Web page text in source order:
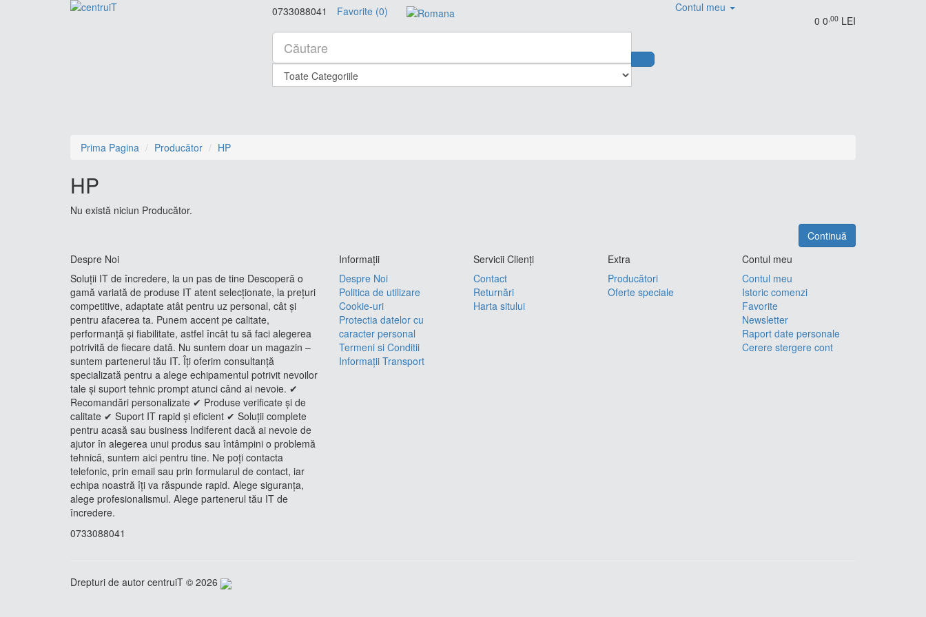
0733088041 Favorite (0)
Contul meu
0 0 ,00 LEI
Prima Pagina Producător HP
HP
Nu există niciun Producător.
Continuă
Despre Noi
Soluții IT de încredere, la un pas de tine Descoperă o
gamă variată de produse IT atent selecționate, la prețuri
competitive, adaptate atât pentru uz personal, cât și
pentru afacerea ta. Punem accent pe calitate,
performanță și fiabilitate, astfel încât tu să faci alegerea
potrivită de fiecare dată. Nu suntem doar un magazin –
suntem partenerul tău IT. Îți oferim consultanță
specializată pentru a alege echipamentul potrivit nevoilor
tale și suport tehnic prompt atunci când ai nevoie. ✔
Recomandări personalizate ✔ Produse verificate și de
calitate ✔ Suport IT rapid și eficient ✔ Soluții complete
pentru acasă sau business Indiferent dacă ai nevoie de
ajutor în alegerea unui produs sau întâmpini o problemă
tehnică, suntem aici pentru tine. Ne poți contacta
telefonic, prin email sau prin formularul de contact, iar
echipa noastră îți va răspunde rapid. Alege siguranța,
alege profesionalismul. Alege partenerul tău IT de
încredere.
0733088041
Informaţii
Despre Noi
Politica de utilizare
Cookie-uri
Protectia datelor cu
caracter personal
Termeni si Conditii
Informații Transport
Servicii Clienţi
Contact
Returnări
Harta sitului
Extra
Producători
Oferte speciale
Contul meu
Contul meu
Istoric comenzi
Favorite
Newsletter
Raport date personale
Cerere stergere cont
Drepturi de autor centruiT © 2026